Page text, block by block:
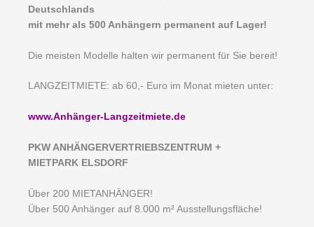
Deutschlands
mit mehr als 500 Anhängern permanent auf Lager!
Die meisten Modelle halten wir permanent für Sie bereit!
LANGZEITMIETE: ab 60,- Euro im Monat mieten unter:
www.Anhänger-Langzeitmiete.de
PKW ANHÄNGERVERTRIEBSZENTRUM +
MIETPARK ELSDORF
Über 200 MIETANHÄNGER!
Über 500 Anhänger auf 8.000 m² Ausstellungsfläche!